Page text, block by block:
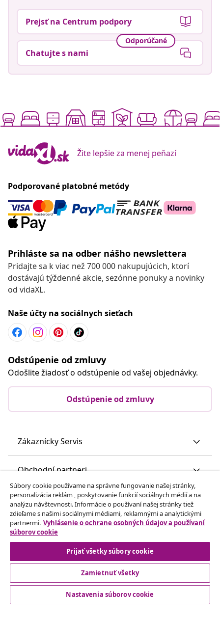
Prejsť na Centrum podpory
Odporúčané
Chatujte s nami
Žite lepšie za menej peňazí
Podporované platobné metódy
Prihláste sa na odber nášho newslettera
Pridajte sa k viac než 700 000 nakupujúcich, ktorí
dostávajú týždenné akcie, sezónne ponuky a novinky
od vidaXL.
Naše účty na sociálnych sieťach
Odstúpenie od zmluvy
Odošlite žiadosť o odstúpenie od vašej objednávky.
Odstúpenie od zmluvy
Zákaznícky Servis
Obchodní partneri
vidaXL
Nájdite viac
© 2008-2026 vidaXL www.vidaxl.sk je webová stránka vidaXL
Súbory cookie používame na správne fungovanie našej stránky,
personalizácia reklám , poskytovanie funkcií sociálnych médií a na
analýzu návštevnosti. Informácie o používaní našej stránky tiež
zdieľame s našimi sociálnymi médiami, reklamnými a analytickými
partnermi. Vyhlásenie o ochrane osobných údajov a používaní
súborov cookie
Prijať všetky súbory cookie
Zamietnuť všetky
Nastavenia súborov cookie